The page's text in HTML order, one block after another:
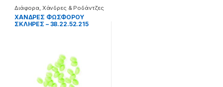
Διάφορα, Χάνδρες & Ροδάντζες
ΧΑΝΔΡΕΣ ΦΩΣΦΟΡΟΥ
ΣΚΛΗΡΕΣ – 38.22.52.215